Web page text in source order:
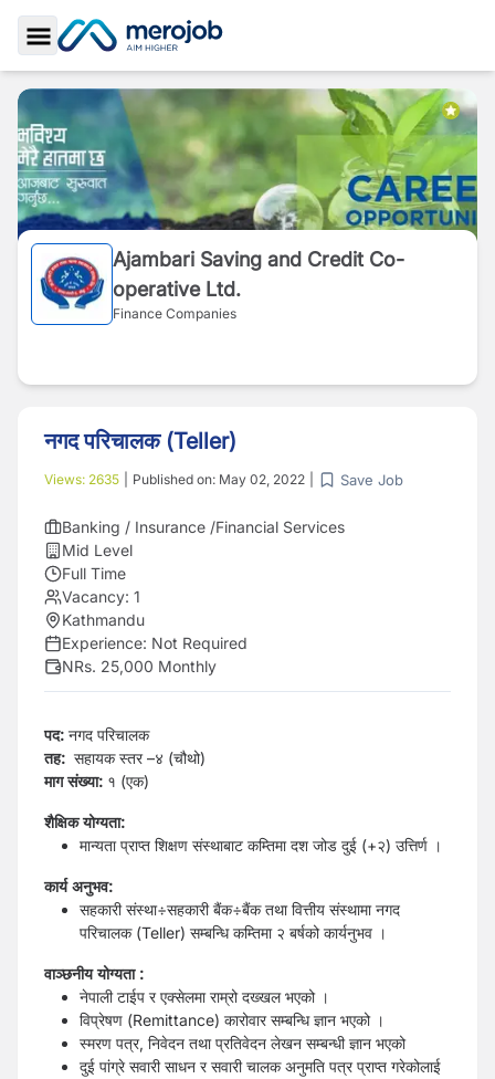
Toggle Sidebar
Ajambari Saving and Credit Co-
operative Ltd.
Finance Companies
नगद परिचालक (Teller)
Views: 2635 Published on: May 02, 2022 Save Job
Banking / Insurance /Financial Services
Mid Level
Full Time
Vacancy: 1
Kathmandu
Experience: Not Required
NRs. 25,000 Monthly
पद: नगद परिचालक
तह: सहायक स्तर –४ (चौथो)
माग संख्या: १ (एक)
शैक्षिक योग्यता:
मान्यता प्राप्त शिक्षण संस्थाबाट कम्तिमा दश जोड दुई (+२) उत्तिर्ण ।
कार्य अनुभव:
सहकारी संस्था÷सहकारी बैंक÷बैंक तथा वित्तीय संस्थामा नगद
परिचालक (Teller) सम्बन्धि कम्तिमा २ बर्षको कार्यनुभव ।
वाञ्छनीय योग्यता :
नेपाली टाईप र एक्सेलमा राम्रो दख्खल भएको ।
विप्रेषण (Remittance) कारोवार सम्बन्धि ज्ञान भएको ।
स्मरण पत्र, निवेदन तथा प्रतिवेदन लेखन सम्बन्धी ज्ञान भएको
दुई पांग्रे सवारी साधन र सवारी चालक अनुमति पत्र प्राप्त गरेकोलाई